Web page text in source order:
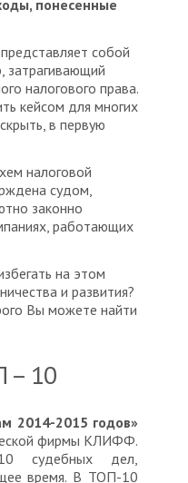
понесенные
собой
затрагивающий
налогового права.
кейсом для многих
в первую
налоговой
судом,
законно
работающих
на этом
и развития?
Вы можете найти
– 10
2014-2015 годов»
фирмы КЛИФФ.
судебных дел,
время. В ТОП-10